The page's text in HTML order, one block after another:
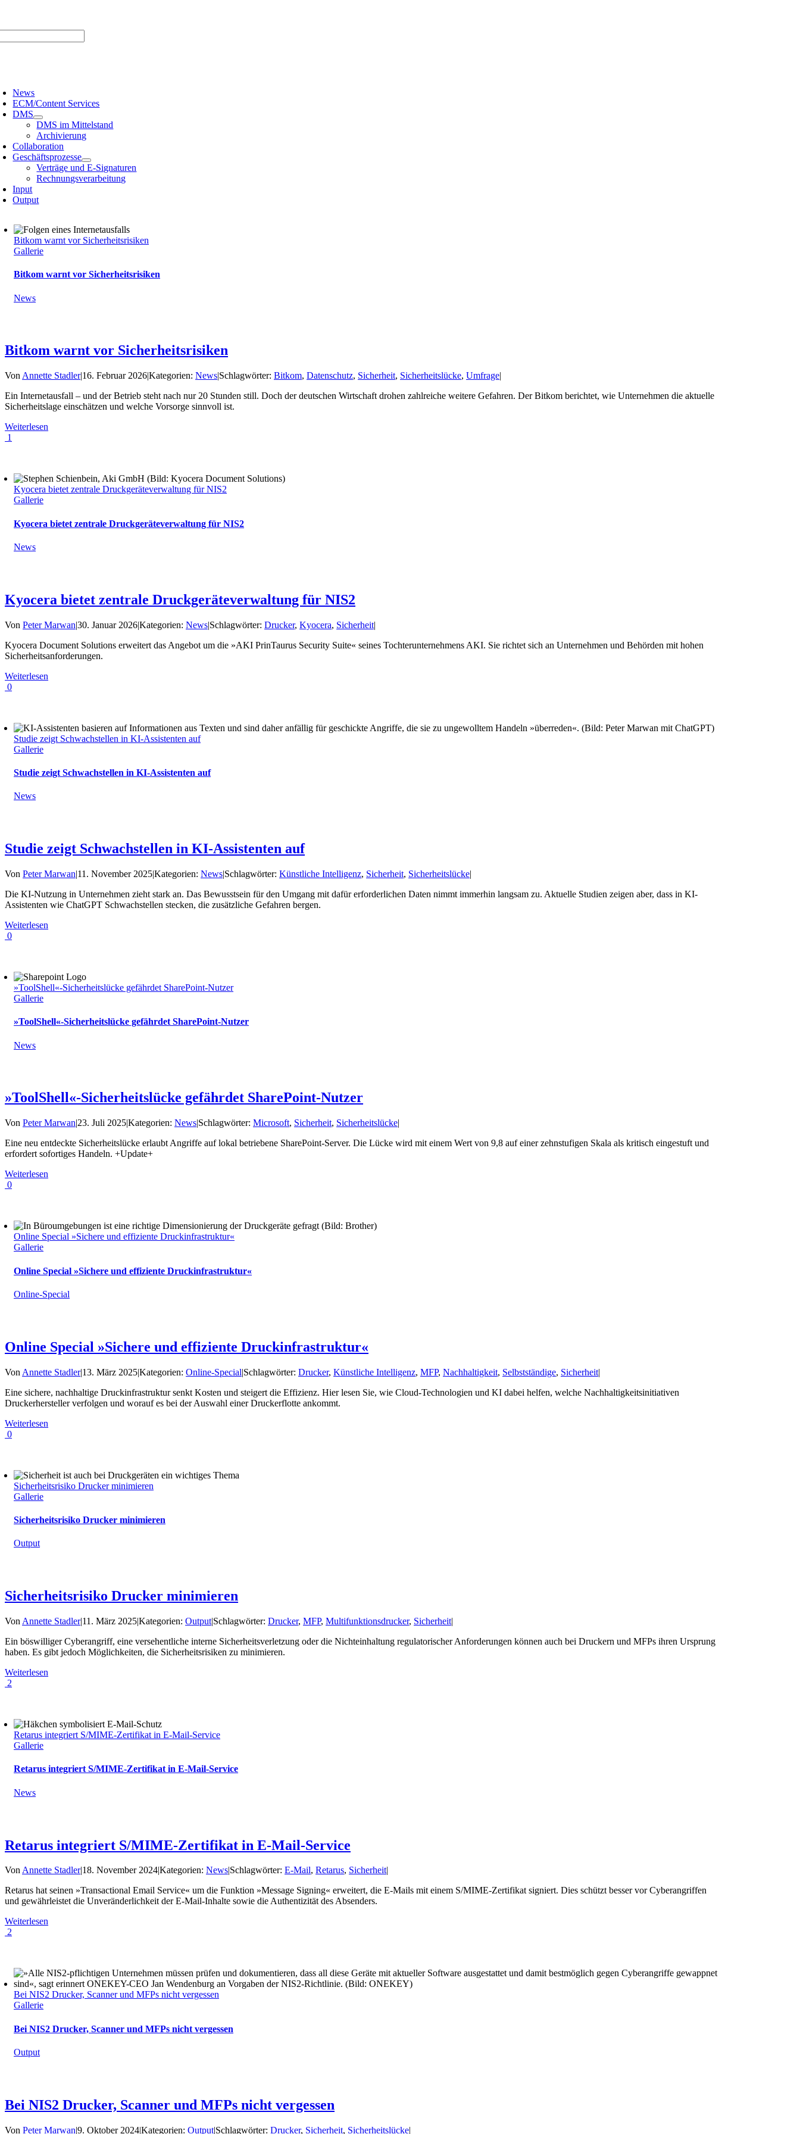
News
ECM/Content Services
DMS
DMS im Mittelstand
Archivierung
Collaboration
Geschäftsprozesse
Verträge und E-Signaturen
Rechnungsverarbeitung
Input
Output
Bitkom warnt vor Sicherheitsrisiken
Gallerie
Bitkom warnt vor Sicherheitsrisiken
News
Bitkom warnt vor Sicherheitsrisiken
Von Annette Stadler|16. Februar 2026|Kategorien:News|Schlagwörter:Bitkom,Datenschutz, Sicherheit, Sicherheitslücke,Umfrage|
Ein Internetausfall – und der Betrieb steht nach nur 20 Stunden still. Doch der deutschen Wirtschaft drohen zahlreiche weitere Gefahren. Der Bitkom berichtet, wie Unternehmen die aktuelle
Sicherheitslage einschätzen und welche Vorsorge sinnvoll ist.
Weiterlesen
1
Kyocera bietet zentrale Druckgeräteverwaltung für NIS2
Gallerie
Kyocera bietet zentrale Druckgeräteverwaltung für NIS2
News
Kyocera bietet zentrale Druckgeräteverwaltung für NIS2
VonPeter Marwan|30. Januar 2026|Kategorien:News|Schlagwörter:Drucker,Kyocera, Sicherheit|
Kyocera Document Solutions erweitert das Angebot um die »AKI PrinTaurus Security Suite« seines Tochterunternehmens AKI. Sie richtet sich an Unternehmen und Behörden mit hohen
Sicherheitsanforderungen.
Weiterlesen
0
Studie zeigt Schwachstellen in KI-Assistenten auf
Gallerie
Studie zeigt Schwachstellen in KI-Assistenten auf
News
Studie zeigt Schwachstellen in KI-Assistenten auf
VonPeter Marwan|11. November 2025|Kategorien:News|Schlagwörter:Künstliche Intelligenz, Sicherheit, Sicherheitslücke|
Die KI-Nutzung in Unternehmen zieht stark an. Das Bewusstsein für den Umgang mit dafür erforderlichen Daten nimmt immerhin langsam zu. Aktuelle Studien zeigen aber, dass in KI-
Assistenten wie ChatGPT Schwachstellen stecken, die zusätzliche Gefahren bergen.
Weiterlesen
0
»ToolShell«-Sicherheitslücke gefährdet SharePoint-Nutzer
Gallerie
»ToolShell«-Sicherheitslücke gefährdet SharePoint-Nutzer
News
»ToolShell«-Sicherheitslücke gefährdet SharePoint-Nutzer
VonPeter Marwan|23. Juli 2025|Kategorien:News|Schlagwörter:Microsoft, Sicherheit, Sicherheitslücke|
Eine neu entdeckte Sicherheitslücke erlaubt Angriffe auf lokal betriebene SharePoint-Server. Die Lücke wird mit einem Wert von 9,8 auf einer zehnstufigen Skala als kritisch eingestuft und
erfordert sofortiges Handeln. +Update+
Weiterlesen
0
Online Special »Sichere und effiziente Druckinfrastruktur«
Gallerie
Online Special »Sichere und effiziente Druckinfrastruktur«
Online-Special
Online Special »Sichere und effiziente Druckinfrastruktur«
Von Annette Stadler|13. März 2025|Kategorien:Online-Special|Schlagwörter:Drucker,Künstliche Intelligenz,MFP,Nachhaltigkeit, Selbstständige, Sicherheit|
Eine sichere, nachhaltige Druckinfrastruktur senkt Kosten und steigert die Effizienz. Hier lesen Sie, wie Cloud-Technologien und KI dabei helfen, welche Nachhaltigkeitsinitiativen
Druckerhersteller verfolgen und worauf es bei der Auswahl einer Druckerflotte ankommt.
Weiterlesen
0
Sicherheitsrisiko Drucker minimieren
Gallerie
Sicherheitsrisiko Drucker minimieren
Output
Sicherheitsrisiko Drucker minimieren
Von Annette Stadler|11. März 2025|Kategorien:Output|Schlagwörter:Drucker,MFP,Multifunktionsdrucker, Sicherheit|
Ein böswilliger Cyberangriff, eine versehentliche interne Sicherheitsverletzung oder die Nichteinhaltung regulatorischer Anforderungen können auch bei Druckern und MFPs ihren Ursprung
haben. Es gibt jedoch Möglichkeiten, die Sicherheitsrisiken zu minimieren.
Weiterlesen
2
Retarus integriert S/MIME-Zertifikat in E-Mail-Service
Gallerie
Retarus integriert S/MIME-Zertifikat in E-Mail-Service
News
Retarus integriert S/MIME-Zertifikat in E-Mail-Service
VonAnnette Stadler|18. November 2024|Kategorien:News|Schlagwörter:E-Mail,Retarus, Sicherheit|
Retarus hat seinen »Transactional Email Service« um die Funktion »Message Signing« erweitert, die E-Mails mit einem S/MIME-Zertifikat signiert. Dies schützt besser vor Cyberangriffen
und gewährleistet die Unveränderlichkeit der E-Mail-Inhalte sowie die Authentizität des Absenders.
Weiterlesen
2
Bei NIS2 Drucker, Scanner und MFPs nicht vergessen
Gallerie
Bei NIS2 Drucker, Scanner und MFPs nicht vergessen
Output
Bei NIS2 Drucker, Scanner und MFPs nicht vergessen
VonPeter Marwan|9. Oktober 2024|Kategorien:Output|Schlagwörter:Drucker, Sicherheit, Sicherheitslücke|